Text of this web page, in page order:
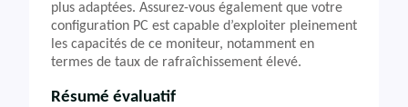
plus adaptées. Assurez-vous également que votre
configuration PC est capable d’exploiter pleinement
les capacités de ce moniteur, notamment en
termes de taux de rafraîchissement élevé.
Résumé évaluatif